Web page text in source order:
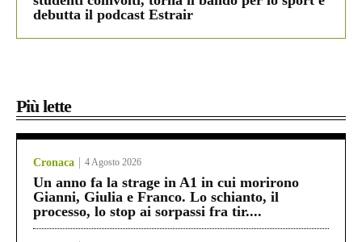
debutta il podcast Estrair
Più lette
Cronaca 4 Agosto 2026
Un anno fa la strage in A1 in cui morirono
Gianni, Giulia e Franco. Lo schianto, il
processo, lo stop ai sorpassi fra tir....